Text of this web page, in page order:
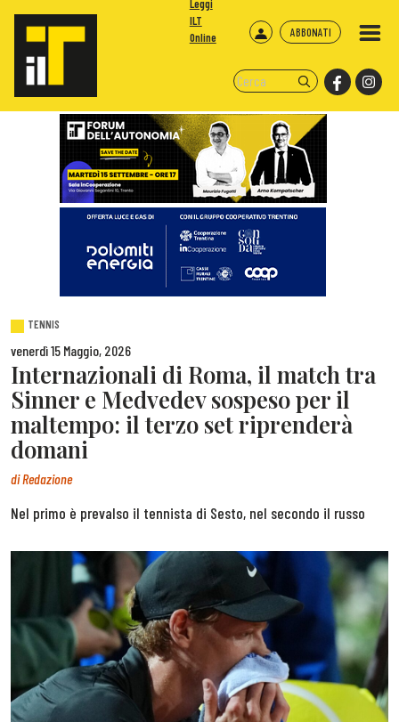
ABBONATI
Leggi
ILT
Online
TENNIS
venerdì 15 Maggio, 2026
Internazionali di Roma, il match tra
Sinner e Medvedev sospeso per il
maltempo: il terzo set riprenderà
domani
diRedazione
Nel primo è prevalso il tennista di Sesto, nel secondo il russo